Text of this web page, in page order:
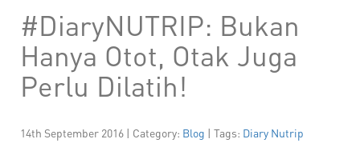
#DiaryNUTRIP: Bukan
Hanya Otot, Otak Juga
Perlu Dilatih!
14th September 2016 | Category: Blog | Tags: Diary Nutrip